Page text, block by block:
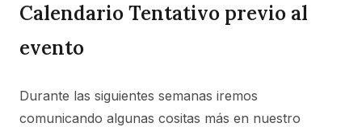
Calendario Tentativo previo al
evento
Durante las siguientes semanas iremos
comunicando algunas cositas más en nuestro